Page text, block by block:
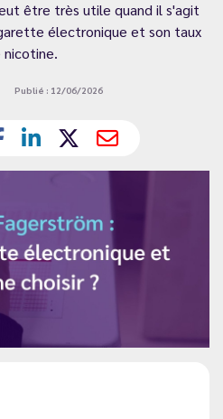
être très utile quand il s'agit
électronique et son taux
nicotine.
Publié : 12/06/2026